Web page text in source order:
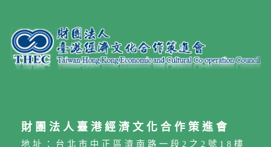
財團法人臺港經濟文化合作策進會
地址：台北市中正區濟南路一段2之2號18樓